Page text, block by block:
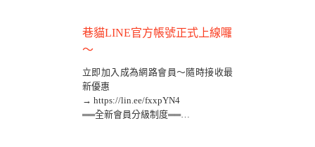
巷貓LINE官方帳號正式上線囉
～
立即加入成為網路會員～隨時接收最
新優惠
→ https://lin.ee/fxxpYN4
══全新會員分級制度══